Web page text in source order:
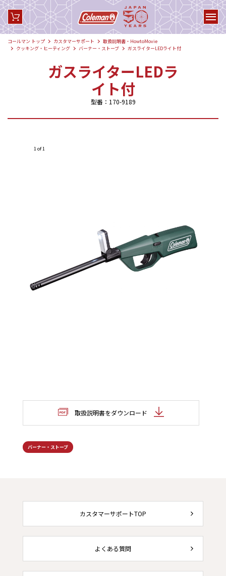
コールマン トップ カスタマーサポート
取扱説明書・HowtoMovie
クッキング・ヒーティング
バーナー・ストーブ ガスライターLEDライト付
ガスライターLEDラ
イト付
型番：170-9189
1 of 1
取扱説明書をダウンロード
バーナー・ストーブ
カスタマーサポートTOP
よくある質問